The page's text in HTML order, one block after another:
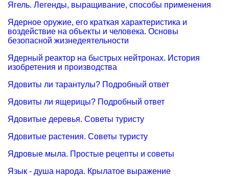
Ягель. Легенды, выращивание, способы применения
Ядерное оружие, его краткая характеристика и
воздействие на объекты и человека. Основы
безопасной жизнедеятельности
Ядерный реактор на быстрых нейтронах. История
изобретения и производства
Ядовиты ли тарантулы? Подробный ответ
Ядовиты ли ящерицы? Подробный ответ
Ядовитые деревья. Советы туристу
Ядовитые растения. Советы туристу
Ядровые мыла. Простые рецепты и советы
Язык - душа народа. Крылатое выражение